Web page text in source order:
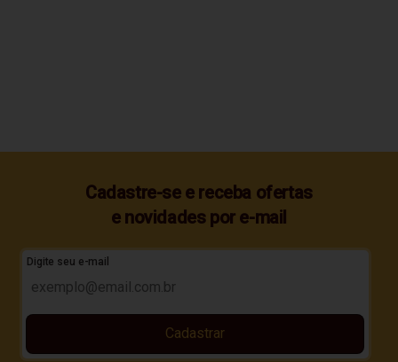
Cadastre-se e receba ofertas
e novidades por e-mail
Digite seu e-mail
Cadastrar